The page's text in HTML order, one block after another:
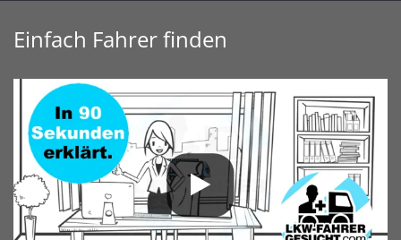
Einfach Fahrer finden